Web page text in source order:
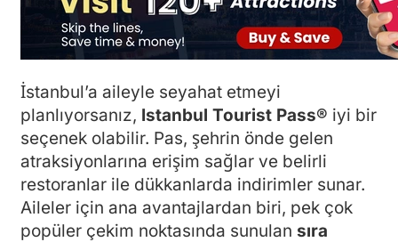
İstanbul’a aileyle seyahat etmeyi
planlıyorsanız, Istanbul Tourist Pass® iyi bir
seçenek olabilir. Pas, şehrin önde gelen
atraksiyonlarına erişim sağlar ve belirli
restoranlar ile dükkanlarda indirimler sunar.
Aileler için ana avantajlardan biri, pek çok
popüler çekim noktasında sunulan sıra